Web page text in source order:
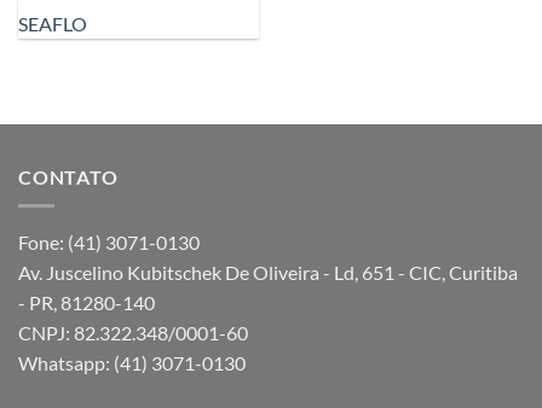
SEAFLO
CONTATO
Fone: (41) 3071-0130
Av. Juscelino Kubitschek De Oliveira - Ld, 651 - CIC, Curitiba
- PR, 81280-140
CNPJ: 82.322.348/0001-60
Whatsapp: (41) 3071-0130